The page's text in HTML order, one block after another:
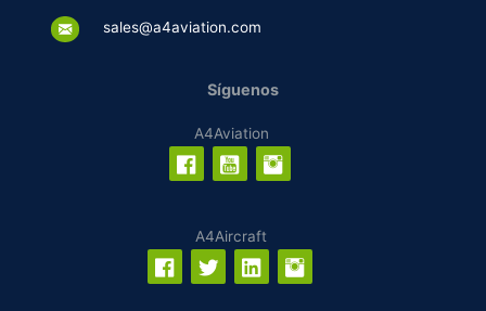
sales@a4aviation.com
Síguenos
A4Aviation
A4Aircraft